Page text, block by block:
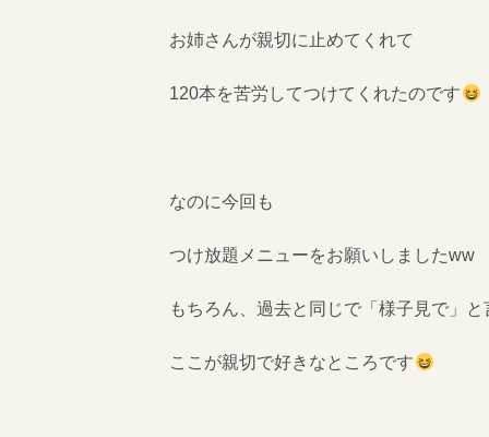
お姉さんが親切に止めてくれて
120本を苦労してつけてくれたのです
なのに今回も
つけ放題メニューをお願いしましたww
もちろん、過去と同じで「様子見で」と
ここが親切で好きなところです